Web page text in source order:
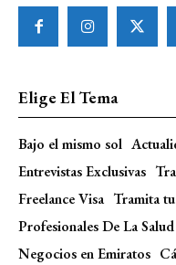
Elige El Tema
Bajo el mismo sol
Entrevistas Exclusivas
Freelance Visa Tramita
Profesionales De La Salud
Negocios en Emiratos